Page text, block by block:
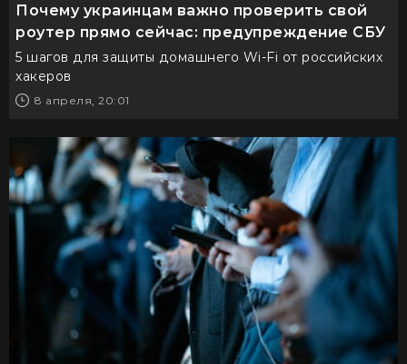
Почему украинцам важно проверить свой
роутер прямо сейчас: предупреждение СБУ
5 шагов для защиты домашнего Wi-Fi от российских
хакеров
8 апреля, 20:01